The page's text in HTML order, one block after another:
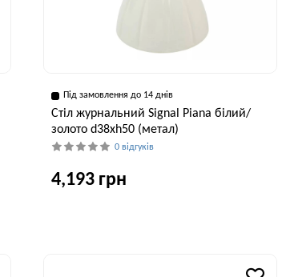
Під замовлення до 14 днів
Стіл журнальний Signal Piana білий/
золото d38хh50 (метал)
0 відгуків
4,193 грн